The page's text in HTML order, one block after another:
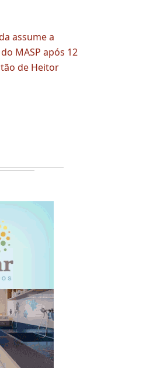
assume a
MASP após 12
de Heitor